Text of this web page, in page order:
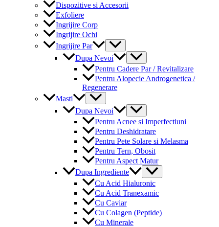
Dispozitive si Accesorii
Exfoliere
Ingrijire Corp
Ingrijire Ochi
Ingrijire Par
Menu
Toggle
Dupa Nevoi
Menu
Toggle
Pentru Cadere Par / Revitalizare
Pentru Alopecie Androgenetica /
Regenerare
Masti
Menu
Toggle
Dupa Nevoi
Menu
Toggle
Pentru Acnee si Imperfectiuni
Pentru Deshidratare
Pentru Pete Solare si Melasma
Pentru Tern, Obosit
Pentru Aspect Matur
Dupa Ingrediente
Menu
Toggle
Cu Acid Hialuronic
Cu Acid Tranexamic
Cu Caviar
Cu Colagen (Peptide)
Cu Minerale